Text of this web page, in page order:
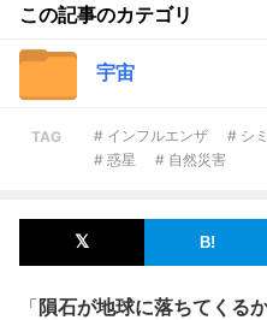
この記事のカテゴリ
宇宙
TAG # インフルエンザ # シ
# 惑星
# 自然災害
「隕石が地球に落ちてくる